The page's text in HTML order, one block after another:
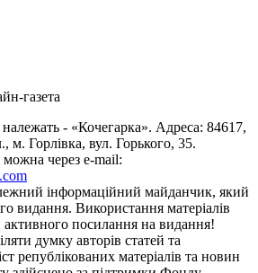
газета
- «Кочегарка». Адреса: 84617,
м. Горлівка, вул. Горького, 35.
можна через e-mail:
інформаційний майданчик, який
видання. Використання матеріалів
активного посилання на видання!
думку авторів статей та
републікованих матеріалів та новин